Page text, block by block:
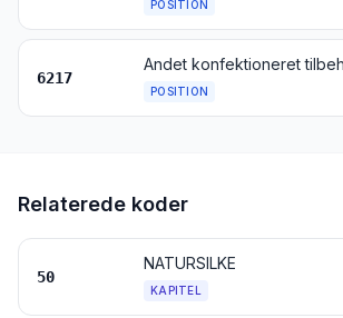
POSITION
6217
POSITION
Relaterede koder
50
NATURSILKE
KAPITEL